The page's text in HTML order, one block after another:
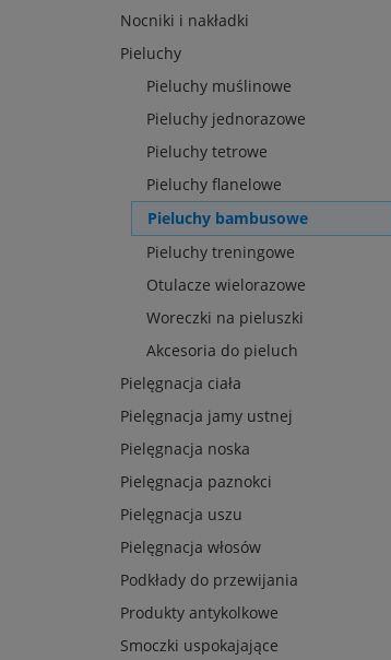
Nocniki i nakładki
Pieluchy
Pieluchy muślinowe
Pieluchy jednorazowe
Pieluchy tetrowe
Pieluchy flanelowe
Pieluchy bambusowe
Pieluchy treningowe
Otulacze wielorazowe
Woreczki na pieluszki
Akcesoria do pieluch
Pielęgnacja ciała
Pielęgnacja jamy ustnej
Pielęgnacja noska
Pielęgnacja paznokci
Pielęgnacja uszu
Pielęgnacja włosów
Podkłady do przewijania
Produkty antykolkowe
Smoczki uspokajające